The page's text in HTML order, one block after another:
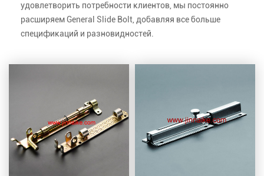
удовлетворить потребности клиентов, мы постоянно
расширяем General Slide Bolt, добавляя все больше
спецификаций и разновидностей.